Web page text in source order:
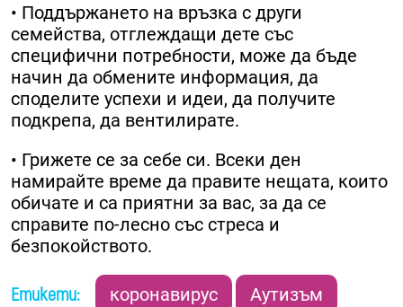
• Поддържането на връзка с други
семейства, отглеждащи дете със
специфични потребности, може да бъде
начин да обмените информация, да
споделите успехи и идеи, да получите
подкрепа, да вентилирате.
• Грижете се за себе си. Всеки ден
намирайте време да правите нещата, които
обичате и са приятни за вас, за да се
справите по-лесно със стреса и
безпокойството.
Етикети: коронавирус Аутизъм